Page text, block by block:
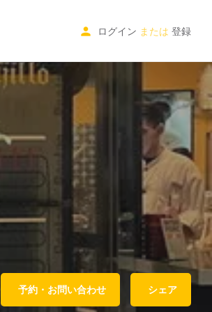
ログイン または 登録
予約・お問い合わせ シェア